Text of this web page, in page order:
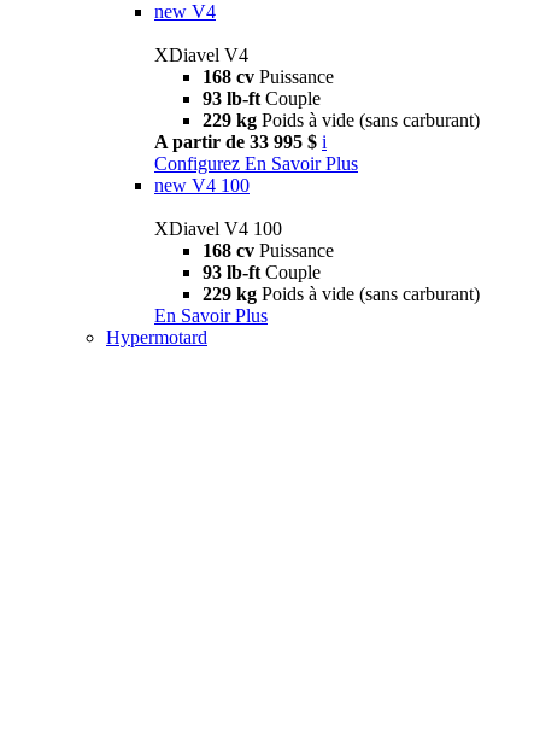
new V4
XDiavel V4
168 cv Puissance
93 lb-ft Couple
229 kg Poids à vide (sans carburant)
A partir de 33 995 $ i
Configurez En Savoir Plus
new V4 100
XDiavel V4 100
168 cv Puissance
93 lb-ft Couple
229 kg Poids à vide (sans carburant)
En Savoir Plus
Hypermotard